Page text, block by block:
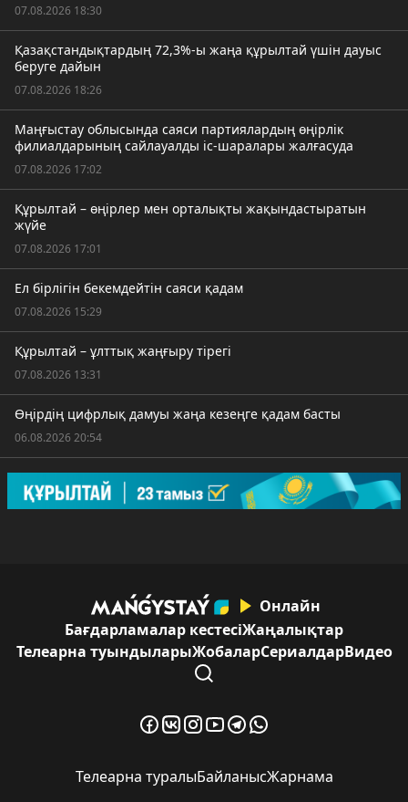
07.08.2026 18:30
Қазақстандықтардың 72,3%-ы жаңа құрылтай үшін дауыс
беруге дайын
07.08.2026 18:26
Маңғыстау облысында саяси партиялардың өңірлік
филиалдарының сайлауалды іс-шаралары жалғасуда
07.08.2026 17:02
Құрылтай – өңірлер мен орталықты жақындастыратын
жүйе
07.08.2026 17:01
Ел бірлігін бекемдейтін саяси қадам
07.08.2026 15:29
Құрылтай – ұлттық жаңғыру тірегі
07.08.2026 13:31
Өңірдің цифрлық дамуы жаңа кезеңге қадам басты
06.08.2026 20:54
Онлайн
Бағдарламалар кестесіЖаңалықтар
Телеарна туындыларыЖобаларСериалдарВидео
Телеарна туралыБайланысЖарнама